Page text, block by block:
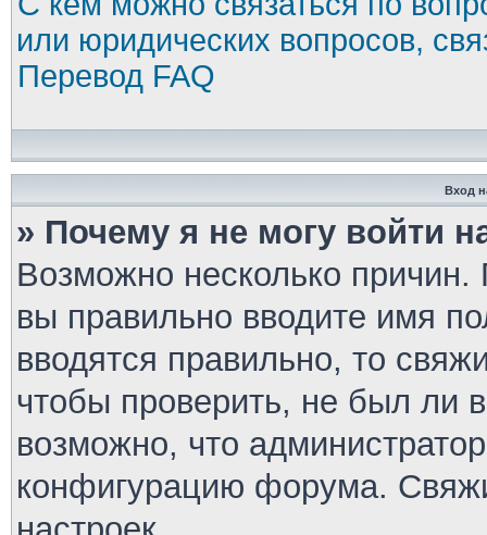
или юридических вопросов,
Перевод FAQ
Вход
» Почему я не могу войти
Возможно несколько причин.
вы правильно вводите имя
вводятся правильно, то
чтобы проверить, не был ли
возможно, что
конфигурацию форума.